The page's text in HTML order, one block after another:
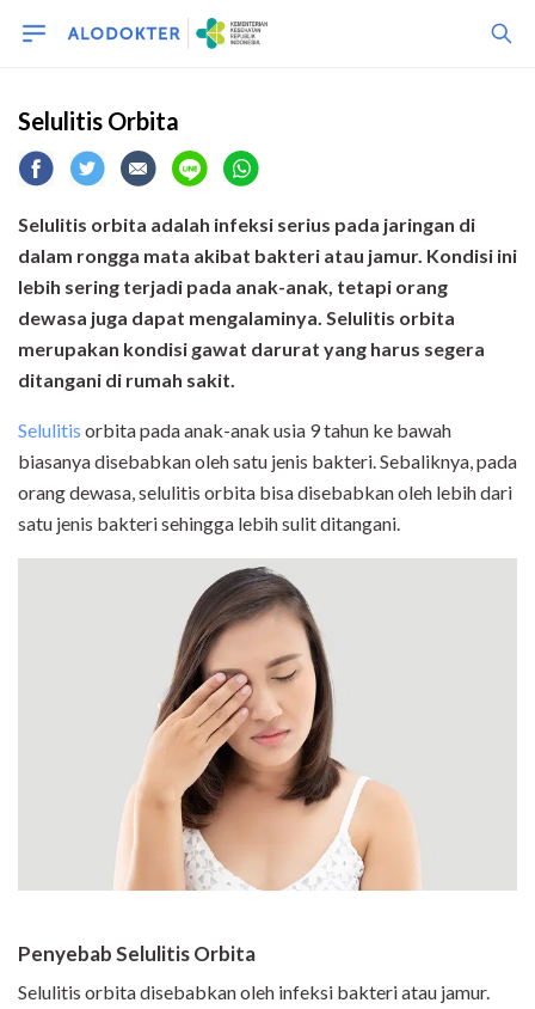
Selulitis Orbita
Selulitis orbita adalah infeksi serius pada jaringan di
dalam rongga mata akibat bakteri atau jamur. Kondisi ini
lebih sering terjadi pada anak-anak, tetapi orang
dewasa juga dapat mengalaminya. Selulitis orbita
merupakan kondisi gawat darurat yang harus segera
ditangani di rumah sakit.
Selulitis orbita pada anak-anak usia 9 tahun ke bawah
biasanya disebabkan oleh satu jenis bakteri. Sebaliknya, pada
orang dewasa, selulitis orbita bisa disebabkan oleh lebih dari
satu jenis bakteri sehingga lebih sulit ditangani.
Penyebab Selulitis Orbita
Selulitis orbita disebabkan oleh infeksi bakteri atau jamur.